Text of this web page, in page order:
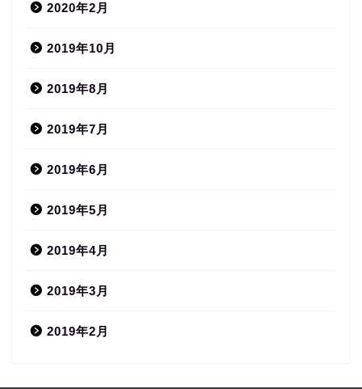
2020年2月
2019年10月
2019年8月
2019年7月
2019年6月
2019年5月
2019年4月
2019年3月
2019年2月